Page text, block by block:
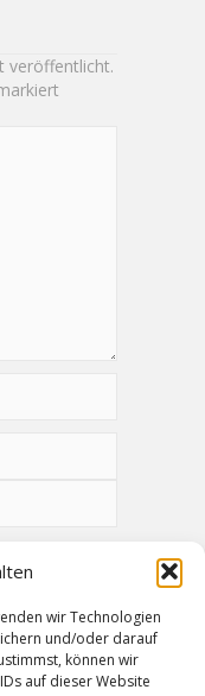
wir Technologien
und/oder darauf
können wir
auf dieser Website
veröffentlicht.